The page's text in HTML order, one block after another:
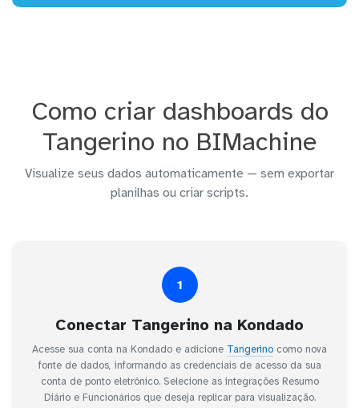
Como criar dashboards do
Tangerino no BIMachine
Visualize seus dados automaticamente — sem exportar
planilhas ou criar scripts.
1
Conectar Tangerino na Kondado
Acesse sua conta na Kondado e adicione Tangerino como nova
fonte de dados, informando as credenciais de acesso da sua
conta de ponto eletrônico. Selecione as integrações Resumo
Diário e Funcionários que deseja replicar para visualização.